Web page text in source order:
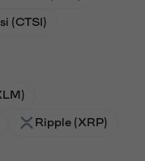
(CTSI)
Ripple (XRP)